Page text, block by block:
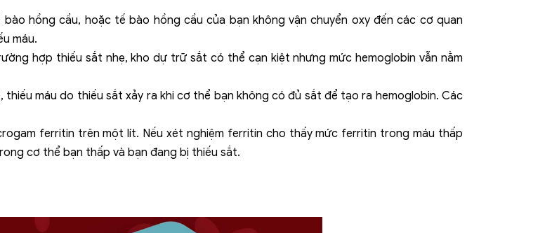
hồng cầu, hoặc tế bào hồng cầu của bạn không vận chuyển oxy đến các cơ quan
máu.
hợp thiếu sắt nhẹ, kho dự trữ sắt có thể cạn kiệt nhưng mức hemoglobin vẫn nằm
thiếu máu do thiếu sắt xảy ra khi cơ thể bạn không có đủ sắt để tạo ra hemoglobin. Các
ferritin trên một lít. Nếu xét nghiệm ferritin cho thấy mức ferritin trong máu thấp
cơ thể bạn thấp và bạn đang bị thiếu sắt.